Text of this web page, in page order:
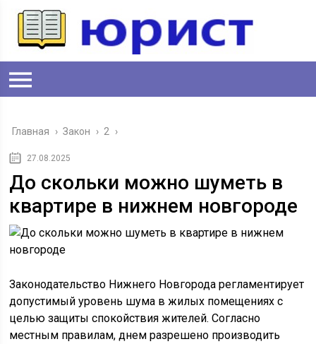
Главная › Закон › 2 ›
27.08.2025
До скольки можно шуметь в
квартире в нижнем новгороде
Законодательство Нижнего Новгорода регламентирует
допустимый уровень шума в жилых помещениях с
целью защиты спокойствия жителей. Согласно
местным правилам, днем разрешено производить